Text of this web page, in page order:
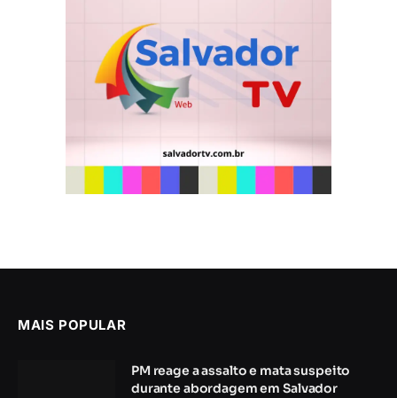
MAIS POPULAR
PM reage a assalto e mata suspeito
durante abordagem em Salvador